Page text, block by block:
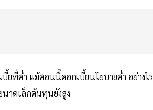
ที่ต่ำ แม้ตอนนี้ดอกเบี้ยนโยบายต่ำ อย่างไร
าดเล็กต้นทุนยังสูง